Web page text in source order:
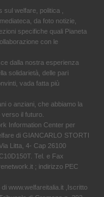
welfare, politica ,
da foto notizie,
specifiche quali Pianeta
con le
dalla nostra esperienza
solidarietà, delle pari
vada fatta più
o anziani, che abbiamo la
il futuro.
Information Center per
di GIANCARLO STORTI
Litta, 4- Cap 26100
Tel. e Fax
; indirizzo PEC
www.welfareitalia.it ,Iscritto